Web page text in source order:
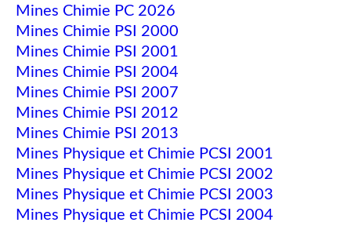
Mines Chimie PC 2026
Mines Chimie PSI 2000
Mines Chimie PSI 2001
Mines Chimie PSI 2004
Mines Chimie PSI 2007
Mines Chimie PSI 2012
Mines Chimie PSI 2013
Mines Physique et Chimie PCSI 2001
Mines Physique et Chimie PCSI 2002
Mines Physique et Chimie PCSI 2003
Mines Physique et Chimie PCSI 2004